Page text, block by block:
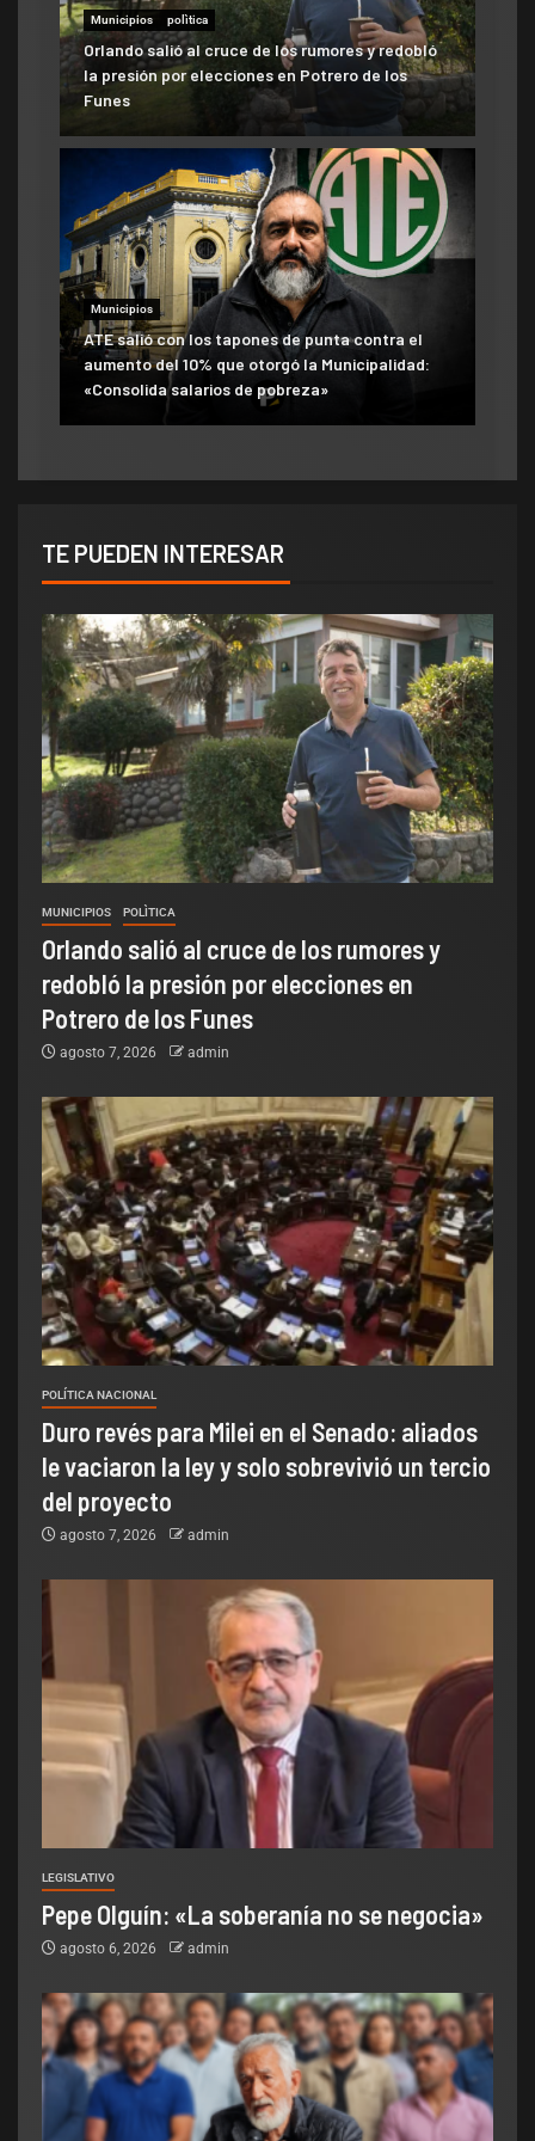
Municipios polìtica
Orlando salió al cruce de los rumores y redobló
la presión por elecciones en Potrero de los
Funes
Municipios
ATE salió con los tapones de punta contra el
aumento del 10% que otorgó la Municipalidad:
«Consolida salarios de pobreza»
TE PUEDEN INTERESAR
MUNICIPIOS POLÌTICA
Orlando salió al cruce de los rumores y
redobló la presión por elecciones en
Potrero de los Funes
agosto 7, 2026 admin
POLÍTICA NACIONAL
Duro revés para Milei en el Senado: aliados
le vaciaron la ley y solo sobrevivió un tercio
del proyecto
agosto 7, 2026 admin
LEGISLATIVO
Pepe Olguín: «La soberanía no se negocia»
agosto 6, 2026 admin